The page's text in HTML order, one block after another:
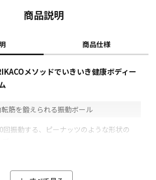
商品説明
商品仕様
メソッドでいきいき健康ボディー
転筋を鍛えられる振動ボール
回振動する、ピーナッツのような形状の
ールです。